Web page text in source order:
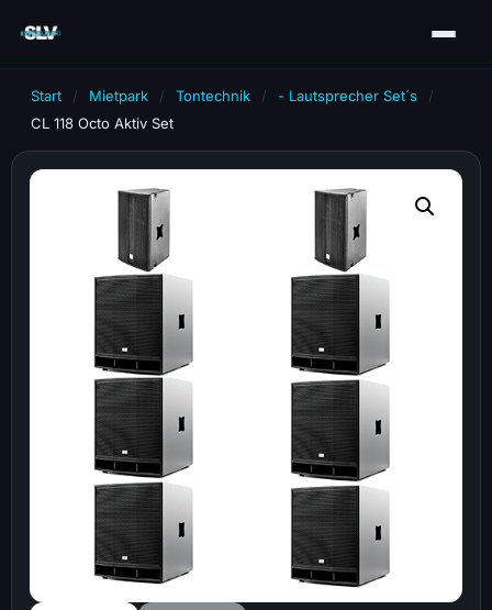
Start / Mietpark / Tontechnik / - Lautsprecher Set´s
/
CL 118 Octo Aktiv Set